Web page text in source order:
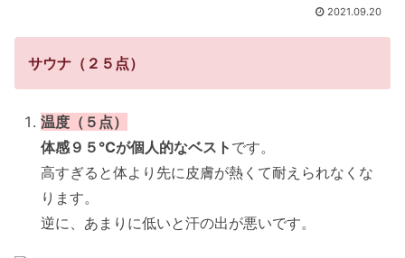
2021.09.20
サウナ（２５点）
温度（５点）
体感９５℃が個人的なベスト です。
高すぎると体より先に皮膚が熱くて耐えられなくな
ります。
逆に、あまりに低いと汗の出が悪いです。